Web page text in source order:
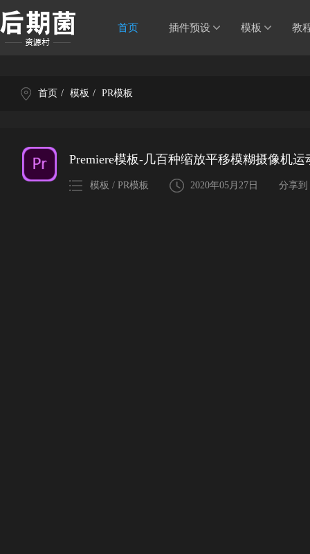
首页 插件预设 模板 教
首页 / 模板 / PR模板
Premiere模板-几百种缩放平移模糊摄像机
模板 / PR模板 2020年05月27日 分享到